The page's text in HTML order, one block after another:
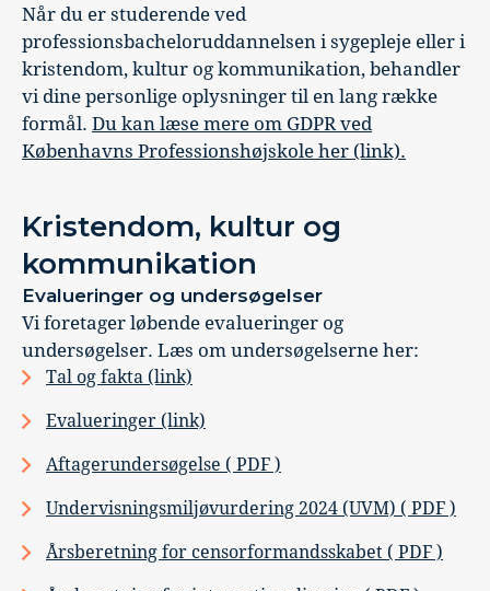
Når du er studerende ved
professionsbacheloruddannelsen i sygepleje eller i
kristendom, kultur og kommunikation, behandler
vi dine personlige oplysninger til en lang række
formål. Du kan læse mere om GDPR ved
Københavns Professionshøjskole her (link).
Kristendom, kultur og
kommunikation
Evalueringer og undersøgelser
Vi foretager løbende evalueringer og
undersøgelser. Læs om undersøgelserne her:
Tal og fakta (link)
Evalueringer (link)
Aftagerundersøgelse ( PDF )
Undervisningsmiljøvurdering 2024 (UVM) ( PDF )
Årsberetning for censorformandsskabet ( PDF )